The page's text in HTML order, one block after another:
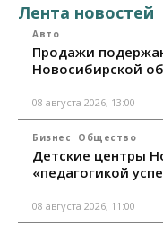
Лента новостей
Авто
Продажи
Новосибирской
08 августа 2026, 13:00
Бизнес Общество
Детские центры
«педагогикой
08 августа 2026, 11:00